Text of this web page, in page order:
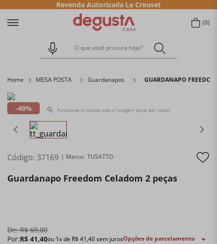
Revenda Autorizada Le Creuset
0
O que você procura hoje?
Home MESA POSTA Guardanapos GUARDANAPO
40% Posicione o mouse sob a imagem para dar zoom
Código: 37169 TUSATTO
Guardanapo Freedom Celadom 2 peças
De:R$ 69,00
Por:R$ 41,40ou 1x de R$ 41,40sem jurosOpções de parcelamento